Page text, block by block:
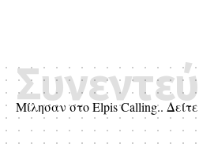
Μίλησαν στο Elpis Calling..